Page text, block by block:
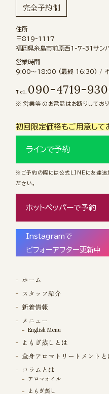
完全予約制
住所
〒819-1117
福岡県糸島市前原西1-7-31サン
営業時間
9:00〜18:00 (最終 16:30) /
Tel. 090-4719-
営業等のお電話はお断りしてお
初回限定価格もご用意して
ラインで予約
※ご予約の際には公式LINEに友達追
ださい。
ホットペッパーで予約
Instagramで
ビフォーアフター更新中
ホーム
スタッフ紹介
新着情報
メニュー
English Menu
よもぎ蒸しとは
全身アロマトリートメントと
コラムとは
アロマオイル
よもぎ蒸し